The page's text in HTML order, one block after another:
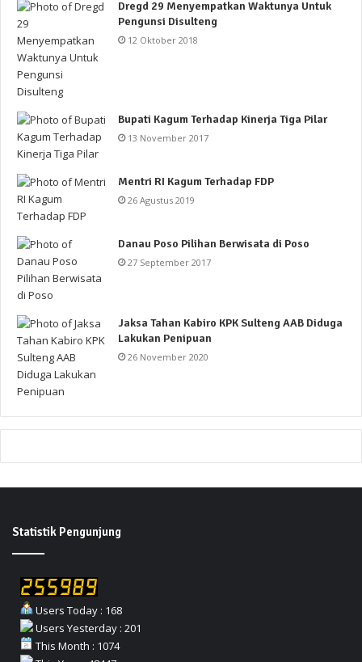
Dregd 29 Menyempatkan Waktunya Untuk
Pengunsi Disulteng
12 Oktober 2018
Bupati Kagum Terhadap Kinerja Tiga Pilar
13 November 2017
Mentri RI Kagum Terhadap FDP
26 Agustus 2019
Danau Poso Pilihan Berwisata di Poso
27 September 2017
Jaksa Tahan Kabiro KPK Sulteng AAB Diduga
Lakukan Penipuan
26 November 2020
Statistik Pengunjung
Users Today : 168
Users Yesterday : 201
This Month : 1074